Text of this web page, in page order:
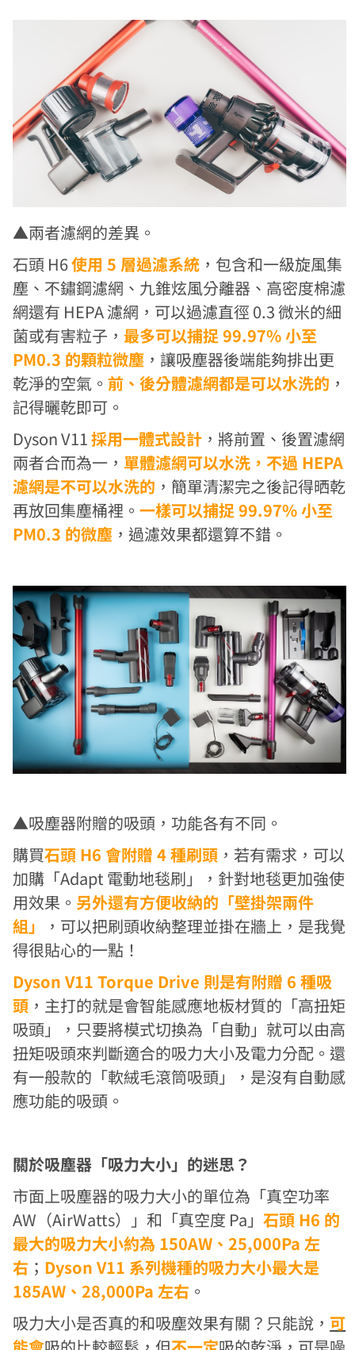
▲兩者濾網的差異。
石頭 H6使用 5 層過濾系統 ，包含和一級旋風集
塵、不鏽鋼濾網、九錐炫風分離器、高密度棉濾
網還有 HEPA 濾網，可以過濾直徑 0.3 微米的細
菌或有害粒子，最多可以捕捉 99.97% 小至
PM0.3 的顆粒微塵 ，讓吸塵器後端能夠排出更
乾淨的空氣。前、後分體濾網都是可以水洗的 ，
記得曬乾即可。
Dyson V11採用一體式設計 ，將前置、後置濾網
兩者合而為一， 單體濾網可以水洗，不過 HEPA
濾網是不可以水洗的 ，簡單清潔完之後記得晒乾
再放回集塵桶裡。一樣可以捕捉 99.97% 小至
PM0.3 的微塵 ，過濾效果都還算不錯。
▲吸塵器附贈的吸頭，功能各有不同。
購買石頭 H6 會附贈 4 種刷頭 ，若有需求，可以
加購「Adapt 電動地毯刷」，針對地毯更加強使
用效果。 另外還有方便收納的「壁掛架兩件
組」
，可以把刷頭收納整理並掛在牆上，是我覺
得很貼心的一點！
Dyson V11 Torque Drive 則是有附贈 6 種吸
頭 ，主打的就是會智能感應地板材質的「高扭矩
吸頭」，只要將模式切換為「自動」就可以由高
扭矩吸頭來判斷適合的吸力大小及電力分配。還
有一般款的「軟絨毛滾筒吸頭」，是沒有自動感
應功能的吸頭。
關於吸塵器「吸力大小」的迷思？
市面上吸塵器的吸力大小的單位為「真空功率
AW（AirWatts）」和「真空度 Pa」石頭 H6 的
最大的吸力大小約為 150AW、25,000Pa 左
右 ； Dyson V11 系列機種的吸力大小最大是
185AW、28,000Pa 左右 。
吸力大小是否真的和吸塵效果有關？只能說， 可